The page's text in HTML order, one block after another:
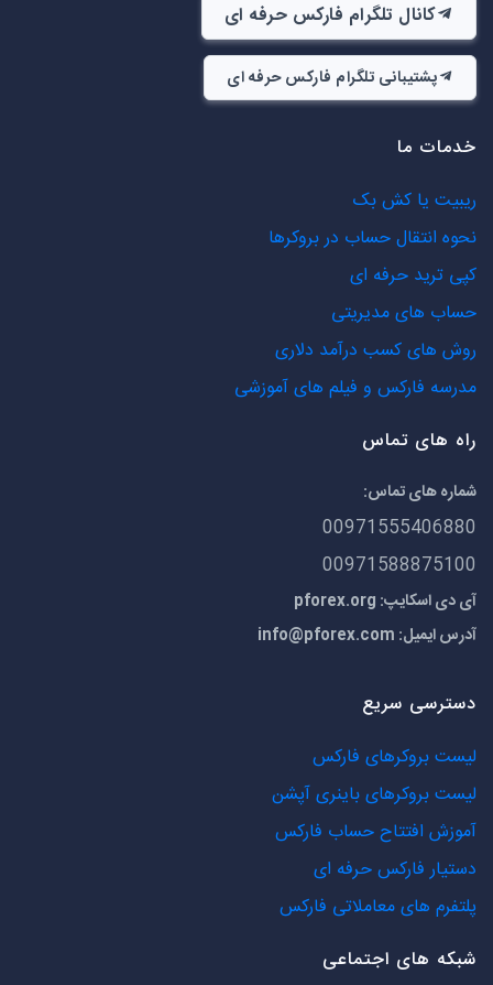
کانال تلگرام فارکس حرفه ای
پشتیبانی تلگرام فارکس حرفه ای
خدمات ما
ریبیت یا کش بک
نحوه انتقال حساب در بروکرها
کپی ترید حرفه ای
حساب های مدیریتی
روش های کسب درآمد دلاری
مدرسه فارکس و فیلم های آموزشی
راه های تماس
شماره های تماس:
00971555406880
00971588875100
آی دی اسکایپ: pforex.org
آدرس ایمیل: info@pforex.com
دسترسی سریع
لیست بروکرهای فارکس
لیست بروکرهای باینری آپشن
آموزش افتتاح حساب فارکس
دستیار فارکس حرفه ای
پلتفرم های معاملاتی فارکس
شبکه های اجتماعی